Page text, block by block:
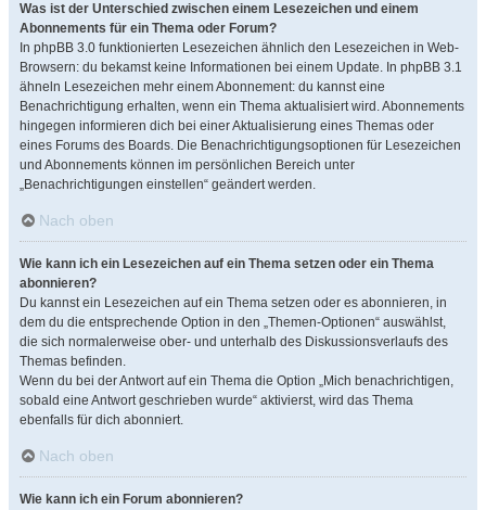
Was ist der Unterschied zwischen einem Lesezeichen und einem
Abonnements für ein Thema oder Forum?
In phpBB 3.0 funktionierten Lesezeichen ähnlich den Lesezeichen in Web-
Browsern: du bekamst keine Informationen bei einem Update. In phpBB 3.1
ähneln Lesezeichen mehr einem Abonnement: du kannst eine
Benachrichtigung erhalten, wenn ein Thema aktualisiert wird. Abonnements
hingegen informieren dich bei einer Aktualisierung eines Themas oder
eines Forums des Boards. Die Benachrichtigungsoptionen für Lesezeichen
und Abonnements können im persönlichen Bereich unter
„Benachrichtigungen einstellen“ geändert werden.
Nach oben
Wie kann ich ein Lesezeichen auf ein Thema setzen oder ein Thema
abonnieren?
Du kannst ein Lesezeichen auf ein Thema setzen oder es abonnieren, in
dem du die entsprechende Option in den „Themen-Optionen“ auswählst,
die sich normalerweise ober- und unterhalb des Diskussionsverlaufs des
Themas befinden.
Wenn du bei der Antwort auf ein Thema die Option „Mich benachrichtigen,
sobald eine Antwort geschrieben wurde“ aktivierst, wird das Thema
ebenfalls für dich abonniert.
Nach oben
Wie kann ich ein Forum abonnieren?